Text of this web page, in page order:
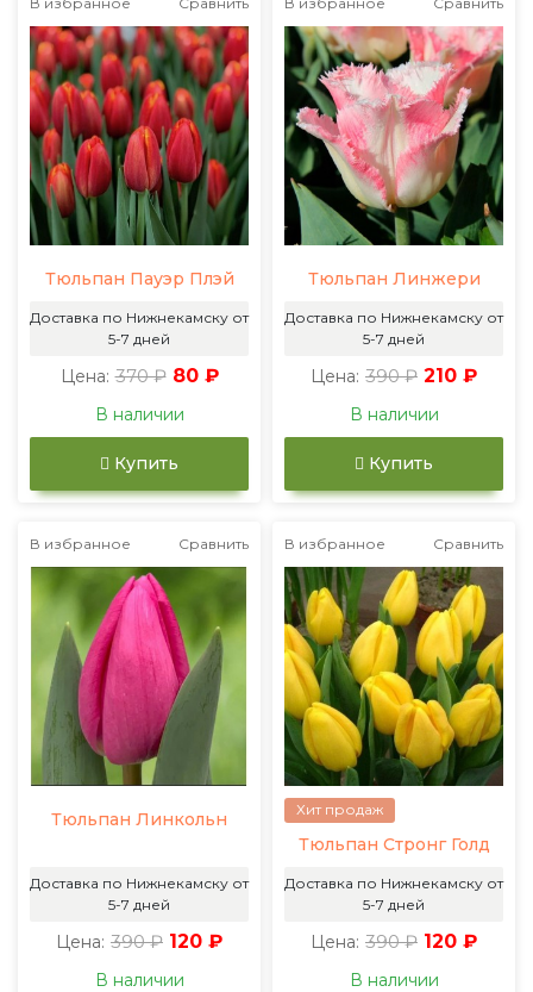
Тюльпан Пауэр Плэй
Доставка по Нижнекамску от
5-7 дней
Цена: 370 ₽ 80 ₽
В наличии
Купить
Тюльпан Линжери
Доставка по Нижнекамску от
5-7 дней
Цена: 390 ₽ 210 ₽
В наличии
Купить
В избранное Сравнить
Тюльпан Линкольн
Доставка по Нижнекамску от
5-7 дней
Цена: 390 ₽ 120 ₽
В наличии
В избранное Сравнить
Хит продаж
Тюльпан Стронг Голд
Доставка по Нижнекамску от
5-7 дней
Цена: 390 ₽ 120 ₽
В наличии